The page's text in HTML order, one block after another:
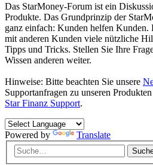
Das StarMoney-Forum ist ein
Produkte. Das Grundprinzip der
ganz einfach: Kunden helfen Kunden.
mit anderen Kunden viele nützliche
Tipps und Tricks. Stellen Sie Ihre
Wissen anderen weiter.
Hinweise: Bitte beachten Sie unsere
Supportanfragen zu unseren
Star Finanz Support.
Powered by Translate